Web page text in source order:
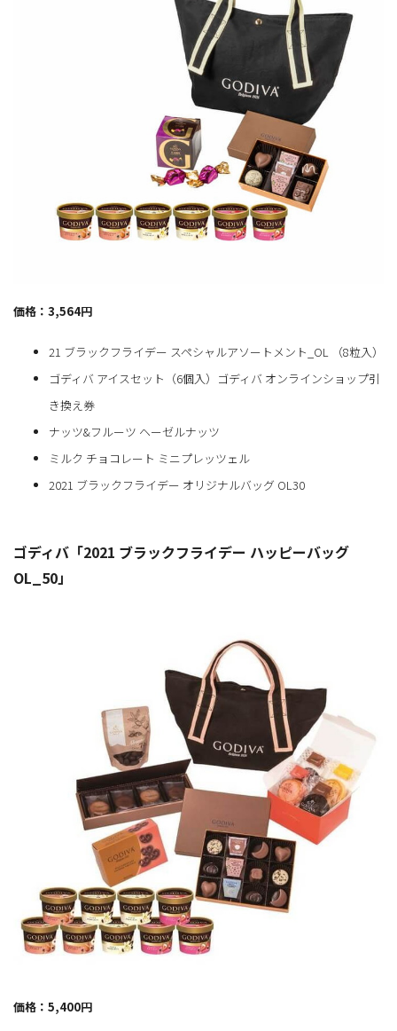
価格：3,564円
21 ブラックフライデー スペシャルアソートメント_OL （8粒入）
ゴディバ アイスセット（6個入）ゴディバ オンラインショップ引
き換え券
ナッツ&フルーツ ヘーゼルナッツ
ミルク チョコレート ミニプレッツェル
2021 ブラックフライデー オリジナルバッグ OL30
ゴディバ「2021 ブラックフライデー ハッピーバッグ
OL_50」
価格：5,400円